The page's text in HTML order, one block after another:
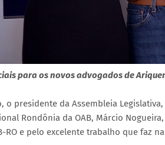
para os novos advogados de
o presidente da Assembleia
Rondônia da OAB, Márcio
RO e pelo excelente trabalho que faz